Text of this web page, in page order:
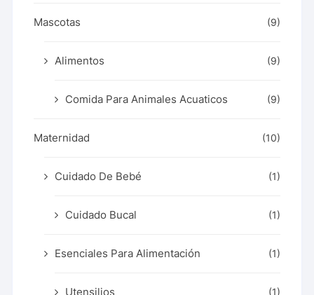
Mascotas (9)
Alimentos (9)
Comida Para Animales Acuaticos (9)
Maternidad (10)
Cuidado De Bebé (1)
Cuidado Bucal (1)
Esenciales Para Alimentación (1)
Utensilios (1)